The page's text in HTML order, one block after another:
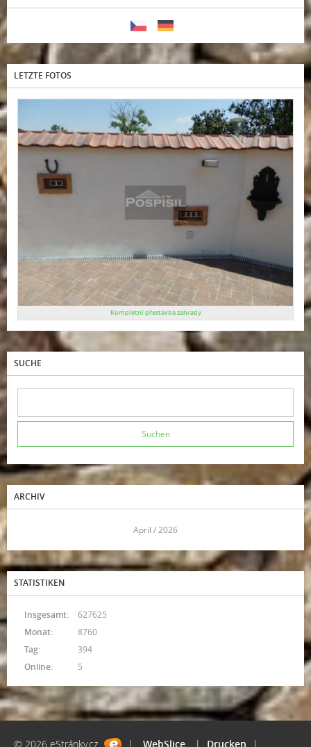
LETZTE FOTOS
Kompletní přestavba zahrady
SUCHE
ARCHIV
April / 2026
STATISTIKEN
Online: 5
Insgesamt:
627625
Monat:
8760
Tag:
394
© 2026 eStránky.cz | WebSlice | Drucken |